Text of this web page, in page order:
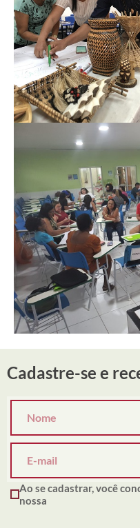
Cadastre-se e
Ao se cadastrar, você
nossa